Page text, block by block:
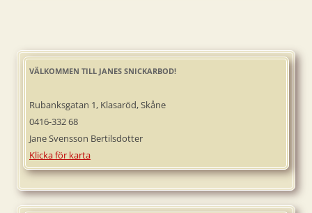
VÄLKOMMEN TILL JANES SNICKARBOD!
Rubanksgatan 1, Klasaröd, Skåne
0416-332 68
Jane Svensson Bertilsdotter
Klicka för karta